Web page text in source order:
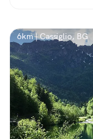
6km | Cassiglio, BG